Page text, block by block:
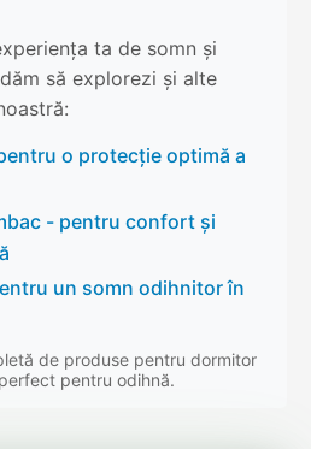
ta de somn și
să explorezi și alte
o protecție optimă a
- pentru confort și
un somn odihnitor în
de produse pentru dormitor
pentru odihnă.